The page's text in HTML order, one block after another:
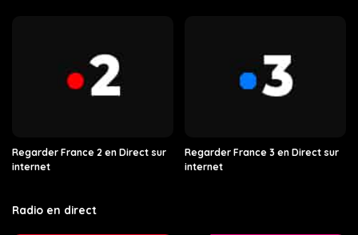
Regarder France 2 en Direct sur
internet
Regarder France 3 en Direct sur
internet
Radio en direct